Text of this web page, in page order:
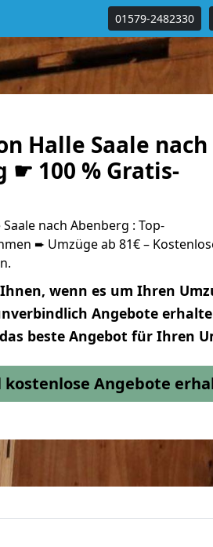
01579-2482330
Halle Saale nach
☛ 100 % Gratis-
nach Abenberg : Top-
➨ Umzüge ab 81€ –
wenn es um Ihren
Angebote
beste Angebot für Ihren
Angebote